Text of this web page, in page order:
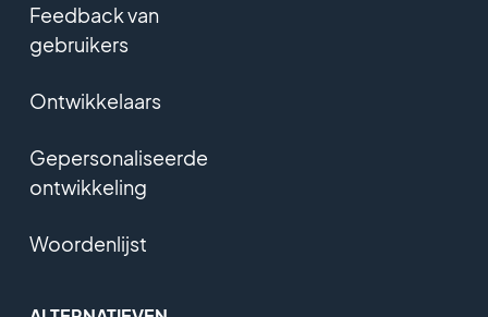
Feedback van
gebruikers
Ontwikkelaars
Gepersonaliseerde
ontwikkeling
Woordenlijst